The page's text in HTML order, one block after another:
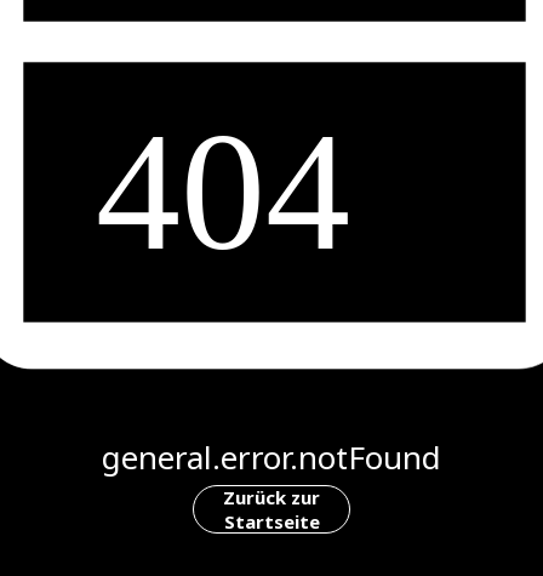
general.error.notFound
Zurück zur
Startseite